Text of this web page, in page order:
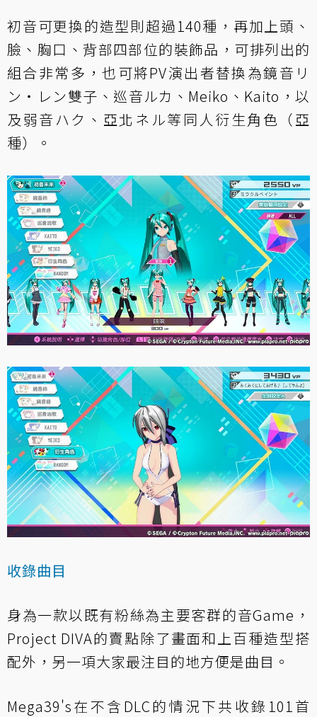
初音可更換的造型則超過140種，再加上頭、
臉、胸口、背部四部位的裝飾品，可排列出的
組合非常多，也可將PV演出者替換為鏡音リ
ン・レン雙子、巡音ルカ、Meiko、Kaito，以
及弱音ハク、亞北ネル等同人衍生角色（亞
種）。
收錄曲目
身為一款以既有粉絲為主要客群的音Game，
Project DIVA的賣點除了畫面和上百種造型搭
配外，另一項大家最注目的地方便是曲目。
Mega39's在不含DLC的情況下共收錄101首